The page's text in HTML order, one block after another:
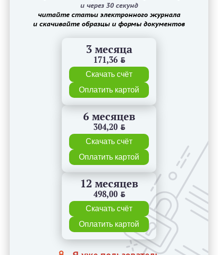
и через 30 секунд
читайте статьи электронного журнала
и скачивайте образцы и формы документов
3 месяца
171,36 BYN
Скачать счёт
Оплатить картой
6 месяцев
304,20 BYN
Скачать счёт
Оплатить картой
12 месяцев
498,00 BYN
Скачать счёт
Оплатить картой